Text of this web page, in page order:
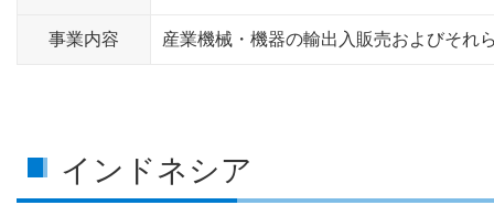
事業内容 産業機械・機器の輸出入販売およびそれ
インドネシア